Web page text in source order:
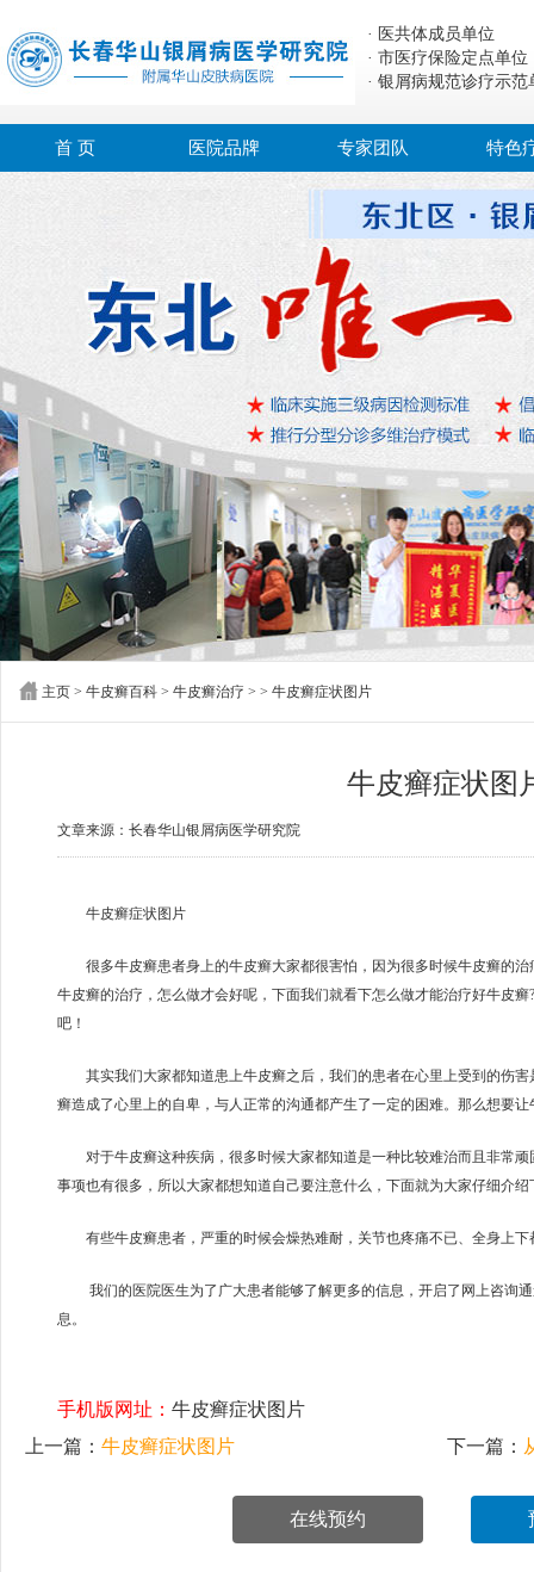
· 医共体成员单位
· 市医疗保险定点单位
· 银屑病规范诊疗示范
首 页 医院品牌 专家团队 特色
主页 > 牛皮癣百科 > 牛皮癣治疗 > > 牛皮癣症状图片
牛皮癣症状图
文章来源：长春华山银屑病医学研究院
牛皮癣症状图片
很多牛皮癣患者身上的牛皮癣大家都很害怕，因为很多时候牛皮癣的治
牛皮癣的治疗，怎么做才会好呢，下面我们就看下怎么做才能治疗好牛皮
吧！
其实我们大家都知道患上牛皮癣之后，我们的患者在心里上受到的伤害
癣造成了心里上的自卑，与人正常的沟通都产生了一定的困难。那么想要让
对于牛皮癣这种疾病，很多时候大家都知道是一种比较难治而且非常顽
事项也有很多，所以大家都想知道自己要注意什么，下面就为大家仔细介绍
有些牛皮癣患者，严重的时候会燥热难耐，关节也疼痛不已、全身上下
我们的医院医生为了广大患者能够了解更多的信息，开启了网上咨询通
息。
手机版网址： 牛皮癣症状图片
上一篇： 牛皮癣症状图片 下一篇：
在线预约